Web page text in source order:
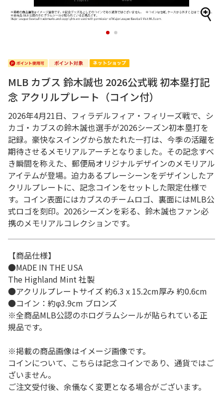
1 2
MLB カブス 鈴木誠也 2026公式戦 初本塁打記
念 アクリルプレート（コイン付）
2026年4月21日、フィラデルフィア・フィリーズ戦で、シ
カゴ・カブスの鈴木誠也選手が2026シーズン初本塁打を
記録。豪快なスイングから放たれた一打は、今季の活躍を
期待させるメモリアルアーチとなりました。その記念すべ
き瞬間を称えた、郵便局オリジナルデザインのメモリアル
アイテムが登場。迫力あるプレーシーンをデザインしたア
クリルプレートに、記念コインをセットした限定仕様で
す。コイン表面にはカブスのチームロゴ、裏面にはMLB公
式ロゴを刻印。2026シーズンを彩る、鈴木誠也ファン必
携のメモリアルコレクションです。
【商品仕様】
●MADE IN THE USA
The Highland Mint 社製
●アクリルプレートサイズ 約6.3 x 15.2cm厚み 約0.6cm
●コイン：約φ3.9cm ブロンズ
※全商品MLB公認のホログラムシールが貼られている正
規品です。
※掲載の商品画像はイメージ画像です。
コインについて、こちらは記念コインであり、通貨ではご
ざいません。
ご注文受付後、余儀なく変更となる場合がございます。